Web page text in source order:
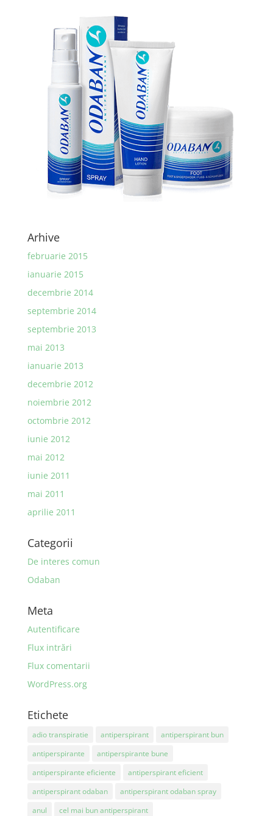
Arhive
februarie 2015
ianuarie 2015
decembrie 2014
septembrie 2014
septembrie 2013
mai 2013
ianuarie 2013
decembrie 2012
noiembrie 2012
octombrie 2012
iunie 2012
mai 2012
iunie 2011
mai 2011
aprilie 2011
Categorii
De interes comun
Odaban
Meta
Autentificare
Flux intrări
Flux comentarii
WordPress.org
Etichete
adio transpiratie antiperspirant
antiperspirant bun
antiperspirante
antiperspirante bune
antiperspirante eficiente
antiperspirant eficient
antiperspirant odaban
antiperspirant odaban spray
anul
cel mai bun antiperspirant